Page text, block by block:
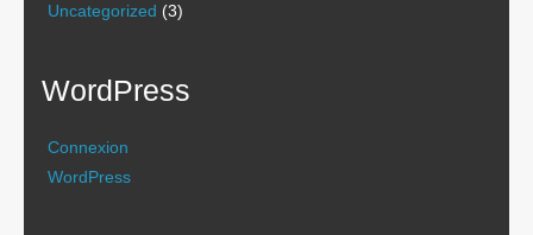
Uncategorized (3)
WordPress
Connexion
WordPress